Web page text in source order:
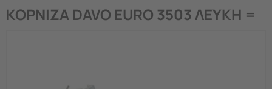
ΚΟΡΝΙΖΑ DAVO EURO 3503 ΛΕΥΚΗ =